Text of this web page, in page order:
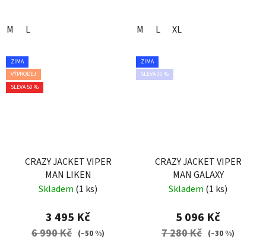
M L M L XL
ZIMA
VÝPRODEJ
SLEVA 50 %
CRAZY JACKET VIPER
MAN LIKEN
Skladem (1 ks)
3 495 Kč
6 990 Kč (–50 %)
ZIMA
SLEVA 30 %
CRAZY JACKET VIPER
MAN GALAXY
Skladem (1 ks)
5 096 Kč
7 280 Kč (–30 %)